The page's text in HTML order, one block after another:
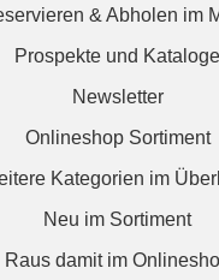
& Abholen im
Prospekte und Kataloge
Newsletter
Onlineshop Sortiment
Kategorien im
Neu im Sortiment
Raus damit im